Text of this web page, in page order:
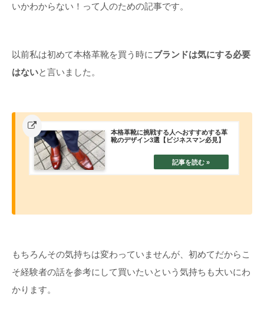
いかわからない！って人のための記事です。
以前私は初めて本格革靴を買う時にブランドは気にする必要
はないと言いました。
本格革靴に挑戦する人へおすすめする革
靴のデザイン3選【ビジネスマン必見】
もちろんその気持ちは変わっていませんが、初めてだからこ
そ経験者の話を参考にして買いたいという気持ちも大いにわ
かります。